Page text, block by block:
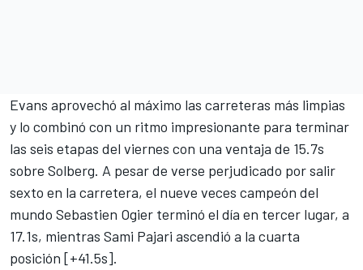
Evans aprovechó al máximo las carreteras más limpias
y lo combinó con un ritmo impresionante para terminar
las seis etapas del viernes con una ventaja de 15.7s
sobre Solberg. A pesar de verse perjudicado por salir
sexto en la carretera, el nueve veces campeón del
mundo Sebastien Ogier terminó el día en tercer lugar, a
17.1s, mientras Sami Pajari ascendió a la cuarta
posición [+41.5s].